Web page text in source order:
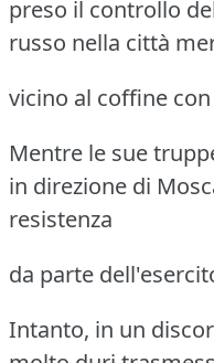
preso il controllo
russo nella città
vicino al coffine
Mentre le sue
in direzione di
resistenza
da parte
Intanto, in un